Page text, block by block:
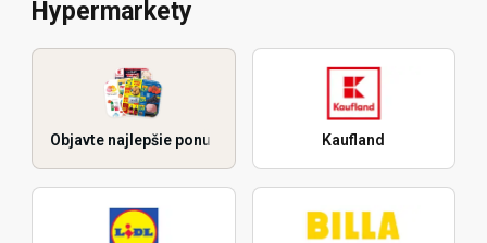
Hypermarkety
Objavte najlepšie ponuky Kaufland